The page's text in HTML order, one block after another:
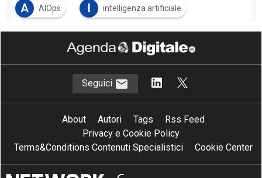
A
AIOps I intelligenza artificiale
O Operation IT
Seguici
About Autori Tags
Rss Feed
Privacy e Cookie Policy
Terms&Conditions Contenuti Specialistici
Cookie Center